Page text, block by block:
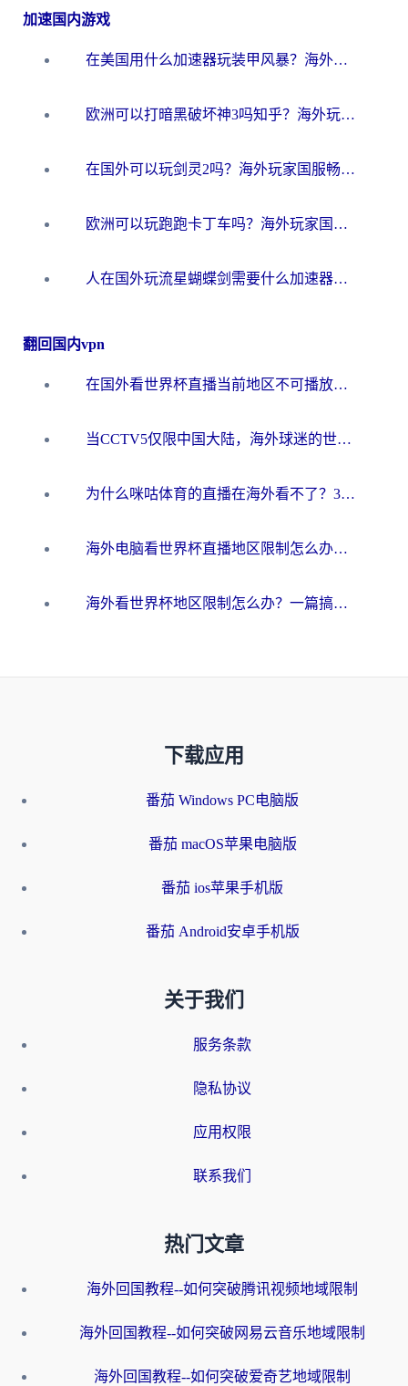
加速国内游戏
在美国用什么加速器玩装甲风暴？海外玩家亲测有效的国服游戏加速指南
欧洲可以打暗黑破坏神3吗知乎？海外玩家国服游戏加速终极指南
在国外可以玩剑灵2吗？海外玩家国服畅玩终极指南（附永恒之塔明日方舟加速方案）
欧洲可以玩跑跑卡丁车吗？海外玩家国服游戏畅玩终极指南（附QQ炫舞剑网3解决方案）
人在国外玩流星蝴蝶剑需要什么加速器？老玩家亲测的终极解决方案
翻回国内vpn
在国外看世界杯直播当前地区不可播放？海外党必看的回国加速全攻略
当CCTV5仅限中国大陆，海外球迷的世界杯狂欢如何继续？
为什么咪咕体育的直播在海外看不了？3步解决海外看世界杯+抖音地区限制难题
海外电脑看世界杯直播地区限制怎么办？你需要一个聪明的加速器
海外看世界杯地区限制怎么办？一篇搞定咪咕视频播放+国内资源无缝访问指南
下载应用
番茄 Windows PC电脑版
番茄 macOS苹果电脑版
番茄 ios苹果手机版
番茄 Android安卓手机版
关于我们
服务条款
隐私协议
应用权限
联系我们
热门文章
海外回国教程--如何突破腾讯视频地域限制
海外回国教程--如何突破网易云音乐地域限制
海外回国教程--如何突破爱奇艺地域限制